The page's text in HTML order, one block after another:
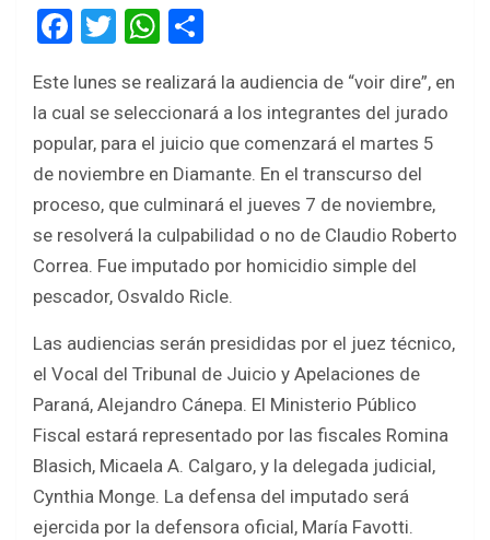
F
ce
b
o
o
k
T
tt
er
W
at
s
A
p
p
ar
e
Este lunes se realizará la audiencia de “voir dire”, en
la cual se seleccionará a los integrantes del jurado
popular, para el juicio que comenzará el martes 5
de noviembre en Diamante. En el transcurso del
proceso, que culminará el jueves 7 de noviembre,
se resolverá la culpabilidad o no de Claudio Roberto
Correa. Fue imputado por homicidio simple del
pescador, Osvaldo Ricle.
Las audiencias serán presididas por el juez técnico,
el Vocal del Tribunal de Juicio y Apelaciones de
Paraná, Alejandro Cánepa. El Ministerio Público
Fiscal estará representado por las fiscales Romina
Blasich, Micaela A. Calgaro, y la delegada judicial,
Cynthia Monge. La defensa del imputado será
ejercida por la defensora oficial, María Favotti.